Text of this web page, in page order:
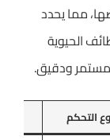
مما يحدد
الحيوية
مستمر ودقيق.
التحكم